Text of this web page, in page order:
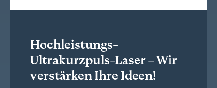
Hochleistungs-
Ultrakurzpuls-Laser – Wir
verstärken Ihre Ideen!